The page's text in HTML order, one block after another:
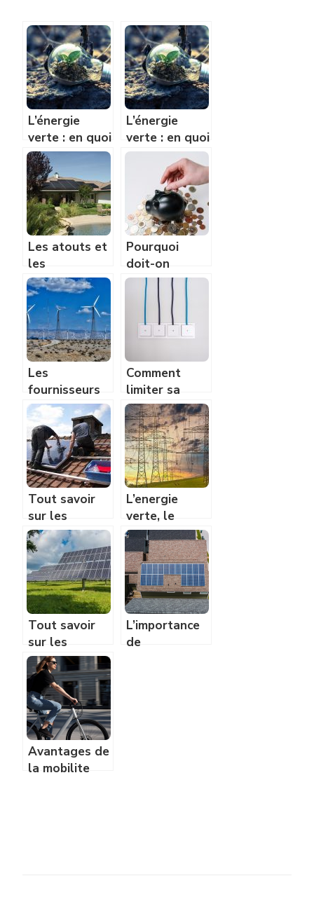
L’énergie
verte : en quoi
est ce que
cela consiste?
L’énergie
verte : en quoi
est ce que
cela consiste?
Les atouts et
les
inconvénients
de l’énergie
solaire
Pourquoi
doit-on
économiser de
l’énergie ?
Les
fournisseurs
d’énergies
produisent de
plus en plus
d’énergies
vertes
Comment
limiter sa
consommation
en énergie ?
Tout savoir
sur les
systemes
photovoltaiques
et leur
installation
L’energie
verte, le
chemin vers
un meilleur
monde
Tout savoir
sur les
energies
renouvelables
L’importance
de
Avantages de
la mobilite